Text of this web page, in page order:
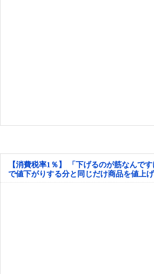
【消費税率1％】 「下げるのが筋なんで
で値下がりする分と同じだけ商品を値上
えない店も